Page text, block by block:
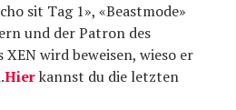
sit Tag 1», «Beastmode»
und der Patron des
XEN wird beweisen, wieso er
Hierkannst du die letzten